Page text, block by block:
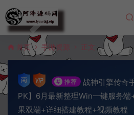
首页 手游资源 正文
# 推荐
战神引擎传奇
PK】6月最新整理Win一键服务
果双端+详细搭建教程+视频教程